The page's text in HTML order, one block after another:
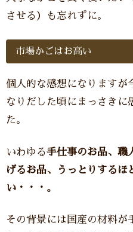
させる）も忘れずに。
市場かごはお高い
個人的な感想になりますが
なりだした頃にまっさきに
た。
いわゆる手仕事のお品、職
げるお品、うっとりするほ
い・・・。
その背景には国産の材料が